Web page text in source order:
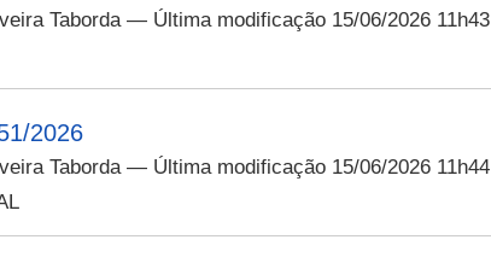
Taborda — Última modificação 15/06/2026 11h43
2026
Taborda — Última modificação 15/06/2026 11h44